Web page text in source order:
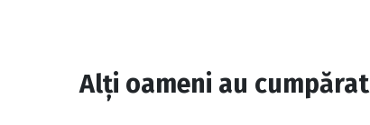
Alți oameni au cumpărat